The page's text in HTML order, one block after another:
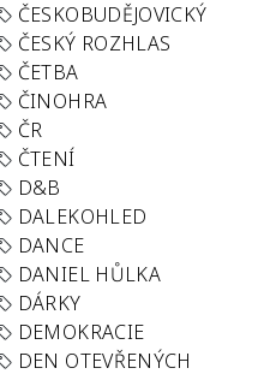
ČESKOBUDĚJOVICKÝ
ČESKÝ ROZHLAS
ČETBA
ČINOHRA
ČR
ČTENÍ
D&B
DALEKOHLED
DANCE
DANIEL HŮLKA
DÁRKY
DEMOKRACIE
DEN OTEVŘENÝCH